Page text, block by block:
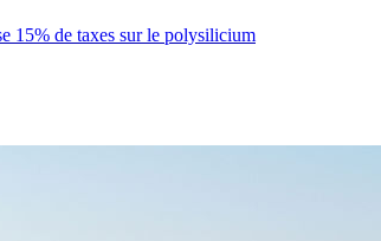
15% de taxes sur le polysilicium